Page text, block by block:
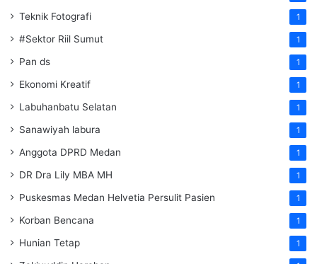
Teknik Fotografi 1
#Sektor Riil Sumut 1
Pan ds 1
Ekonomi Kreatif 1
Labuhanbatu Selatan 1
Sanawiyah labura 1
Anggota DPRD Medan 1
DR Dra Lily MBA MH 1
Puskesmas Medan Helvetia Persulit Pasien 1
Korban Bencana 1
Hunian Tetap 1